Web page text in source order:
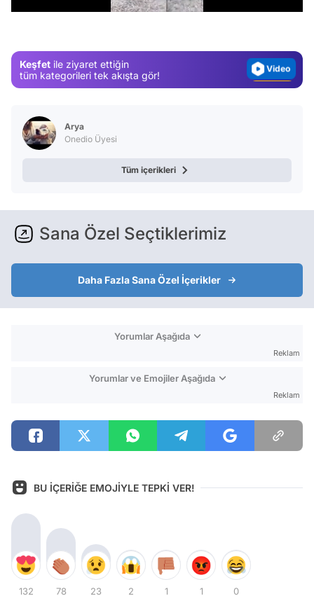
Keşfet ile ziyaret ettiğin
tüm kategorileri tek akışta gör!
Test
Arya
Onedio Üyesi
Tüm içerikleri
Sana Özel Seçtiklerimiz
Daha Fazla Sana Özel İçerikler
Yorumlar Aşağıda
Reklam
Yorumlar ve Emojiler Aşağıda
Reklam
BU İÇERİĞE EMOJİYLE TEPKİ VER!
132 78 23 2 1 1 0